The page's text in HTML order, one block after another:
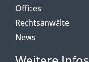
Offices
Rechtsanwälte
News